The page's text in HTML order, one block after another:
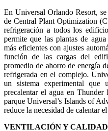
En Universal Orlando Resort,
de Central Plant Optimization
refrigeración a todos los
permite que las plantas de
más eficientes con ajustes
función de las cargas del
promedio de ahorro de energía
refrigerada en el complejo.
un sistema experimental que
precalentar el agua en Thunder
parque Universal’s Islands of
reduce la necesidad de calentar
VENTILACIÓN Y CALIDAD